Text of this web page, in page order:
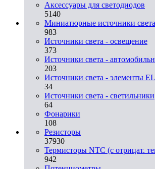
Аксессуары для светодиодов
5140
Миниатюрные источники света
983
Источники света - освещение
373
Источники света -
203
Источники света - элементы EL
34
Источники света - светильники
64
Фонарики
108
Резисторы
37930
Термисторы NTC (с отрицат.
942